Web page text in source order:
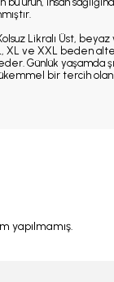
Likralı Üst,
XL ve XXL beden
Günlük yaşamda
bir tercih
yapılmamış.